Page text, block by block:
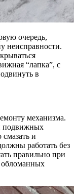
очередь,
неисправности.
“лапка”, с
в
механизма.
подвижных
и
работать без
правильно при